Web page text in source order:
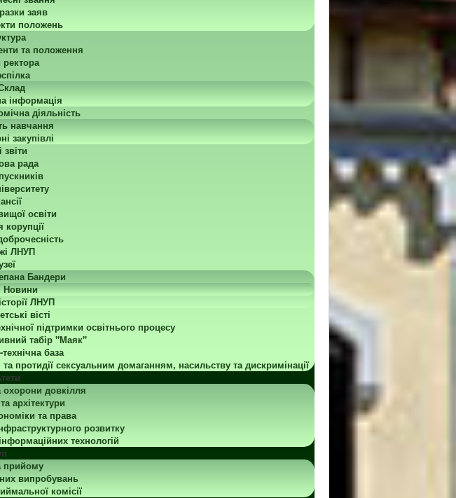
заяв
положень
та положення
інформація
діяльність
навчання
закупівлі
звіти
рада
освіти
корупції
ЛНУП
Бандери
Новини
ЛНУП
вісті
підтримки освітнього процесу
табір "Маяк"
база
протидії сексуальним домаганням, насильству та дискримінації
охорони довкілля
архітектури
та права
розвитку
технологій
прийому
випробувань
комісії